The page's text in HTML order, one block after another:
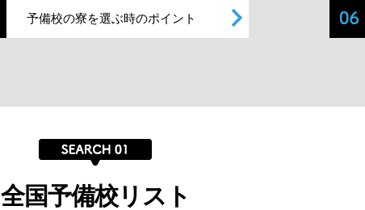
予備校の寮を選ぶ時のポイント
全国予備校リスト